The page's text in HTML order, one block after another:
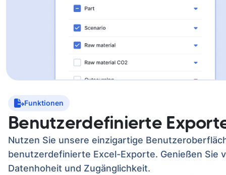
Funktionen
Benutzerdefinierte
Nutzen Sie unsere einzigartige
benutzerdefinierte Excel-Exporte. Genießen Sie
Datenhoheit und Zugänglichkeit.